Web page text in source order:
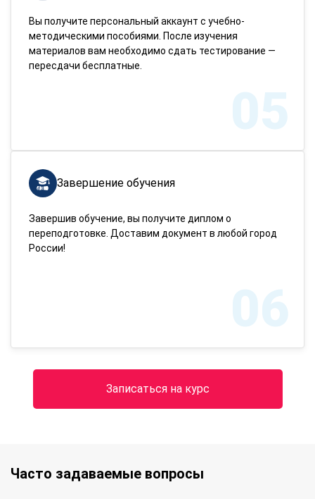
Вы получите персональный аккаунт с учебно-
методическими пособиями. После изучения
материалов вам необходимо сдать тестирование —
пересдачи бесплатные.
05
Завершение обучения
Завершив обучение, вы получите диплом о
переподготовке. Доставим документ в любой город
России!
06
Записаться на курс
Часто задаваемые вопросы